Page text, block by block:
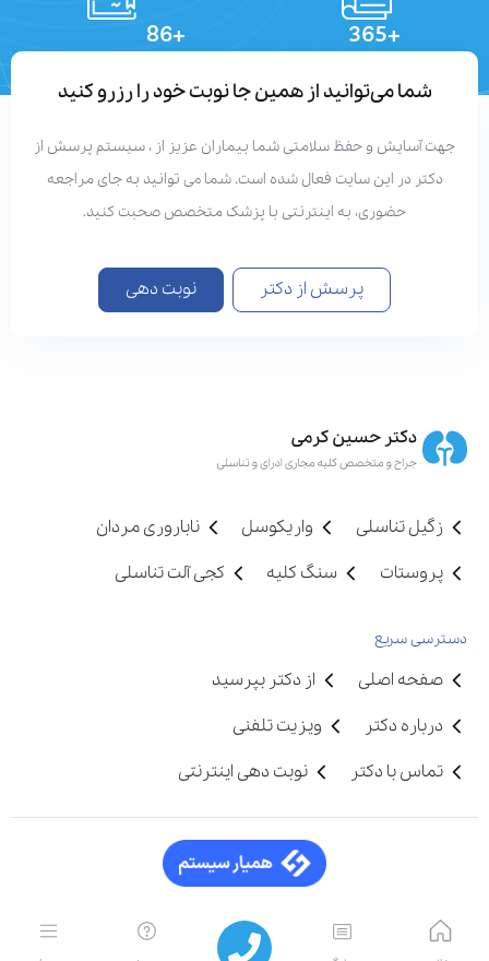
+365
+86
شما می‌توانید از همین جا نوبت خود را رزرو کنید
جهت آسایش و حفظ سلامتی شما بیماران عزیز از ، سیستم پرسش از
دکتر در این سایت فعال شده است. شما می توانید به جای مراجعه
حضوری، به اینترنتی با پزشک متخصص صحبت کنید.
پرسش از دکتر نوبت دهی
زگیل تناسلی واریکوسل
ناباروری مردان
پروستات
سنگ کلیه کجی آلت تناسلی
دسترسی سریع
صفحه اصلی
از دکتر بپرسید
درباره دکتر
ویزیت تلفنی
تماس با دکتر
نوبت دهی اینترنتی